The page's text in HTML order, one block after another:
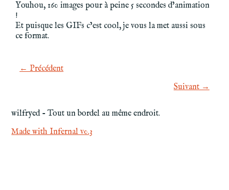
Youhou, 160 images pour à peine 5 secondes d’animation
!
Et puisque les GIFs c’est cool, je vous la met aussi sous
ce format.
← Précédent
Suivant →
wilfryed - Tout un bordel au même endroit.
Made with Infernal v0.3